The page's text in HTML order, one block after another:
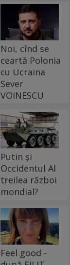
Noi, cînd se
ceartă Polonia
cu Ucraina
Sever
VOINESCU
Putin și
Occidentul Al
treilea război
mondial?
Feel good -